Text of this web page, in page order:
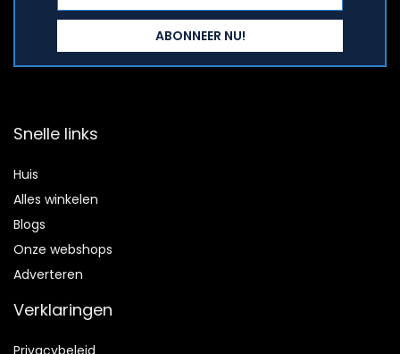
Snelle links
Huis
Alles winkelen
Blogs
Onze webshops
Adverteren
Verklaringen